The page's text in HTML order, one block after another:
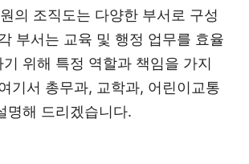
의 조직도는 다양한 부서로 구성
부서는 교육 및 행정 업무를 효율
위해 특정 역할과 책임을 가지
기서 총무과, 교학과, 어린이교통
명해 드리겠습니다.